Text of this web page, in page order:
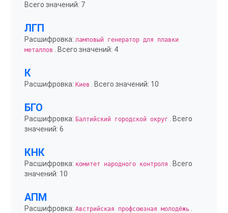
Всего значений: 7
ЛГП
Расшифровка: ламповый генератор для плавки
металлов
. Всего значений: 4
К
Расшифровка: Киев . Всего значений: 10
БГО
Расшифровка: Балтийский городской округ
. Всего
значений: 6
КНК
Расшифровка: комитет народного контроля
. Всего
значений: 10
АПМ
Расшифровка: Австрийская профсоюзная молодёжь